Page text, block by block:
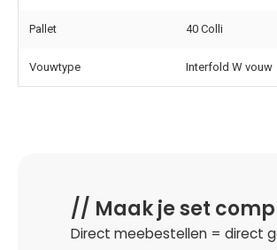
// Maak je set
Direct meebestellen = direct
Pallet 40 Colli
Vouwtype Interfold W vouw